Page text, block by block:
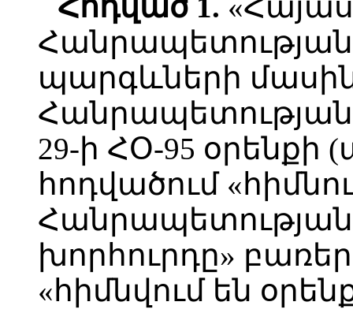
Հոդված 1.
պարգևների
29-ի ՀՕ-95 օրենքի
հոդվածում
Հանրապետության
խորհուրդը»
«հիմնվում են